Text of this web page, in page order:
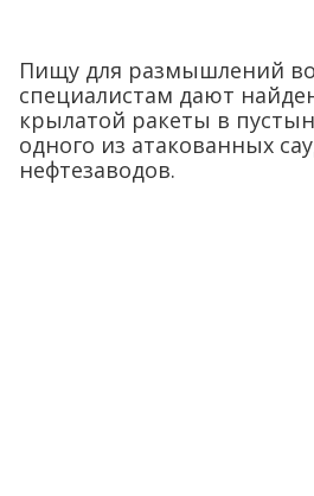
Пищу для размышлений
специалистам дают
крылатой ракеты в
одного из атакованных
нефтезаводов.